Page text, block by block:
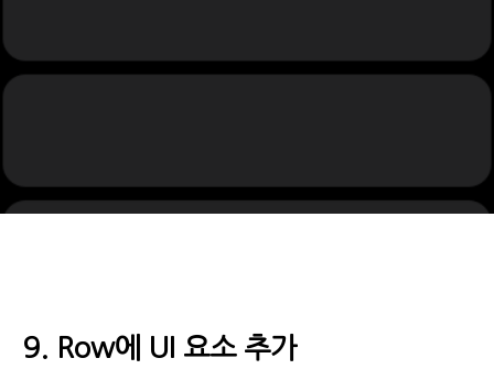
9. Row에 UI 요소 추가